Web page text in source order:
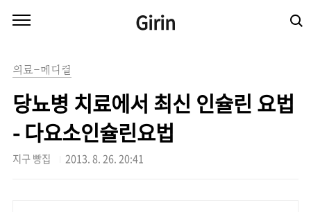
Girin
의료-메디컬
당뇨병 치료에서 최신 인슐린 요법
- 다요소인슐린요법
지구 빵집 2013. 8. 26. 20:41